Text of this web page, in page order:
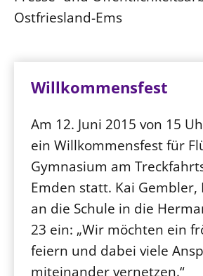
Ostfriesland-Ems
Willkommensfest
Am 12. Juni 2015 von 15
ein Willkommensfest für
Gymnasium am
Emden statt. Kai
an die Schule in die
23 ein: „Wir möchten ein
feiern und dabei viele
miteinander vernetzen.“